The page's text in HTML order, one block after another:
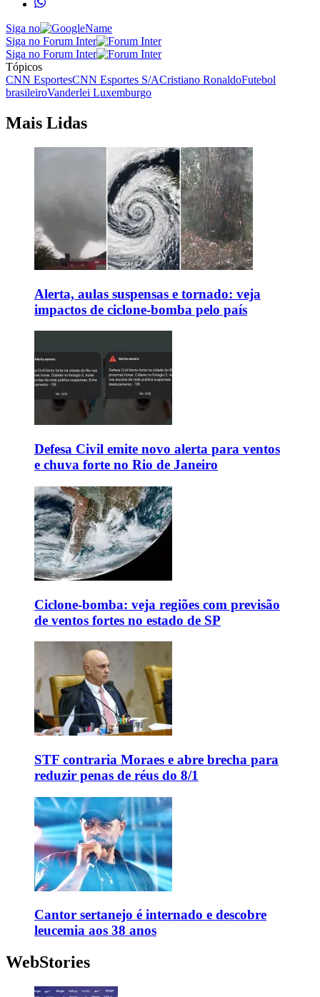
Siga no
Siga no Forum Inter
Siga no Forum Inter
Tópicos
CNN EsportesCNN Esportes S/ACristiano RonaldoFutebol
brasileiroVanderlei Luxemburgo
Mais Lidas
Alerta, aulas suspensas e tornado: veja
impactos de ciclone-bomba pelo país
Defesa Civil emite novo alerta para ventos
e chuva forte no Rio de Janeiro
Ciclone-bomba: veja regiões com previsão
de ventos fortes no estado de SP
STF contraria Moraes e abre brecha para
reduzir penas de réus do 8/1
Cantor sertanejo é internado e descobre
leucemia aos 38 anos
WebStories